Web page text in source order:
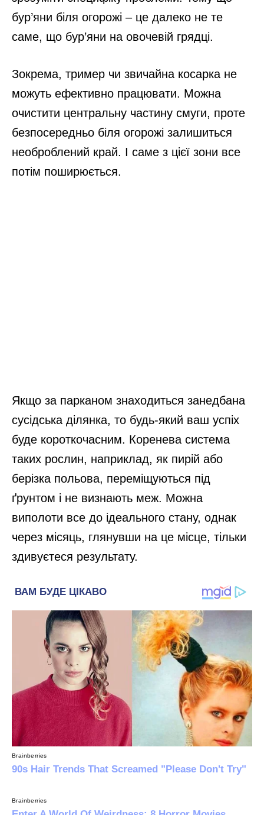
бур’яни біля огорожі – це далеко не те
саме, що бур’яни на овочевій грядці.
Зокрема, тример чи звичайна косарка не
можуть ефективно працювати. Можна
очистити центральну частину смуги, проте
безпосередньо біля огорожі залишиться
необроблений край. І саме з цієї зони все
потім поширюється.
Якщо за парканом знаходиться занедбана
сусідська ділянка, то будь-який ваш успіх
буде короткочасним. Коренева система
таких рослин, наприклад, як пирій або
берізка польова, переміщуються під
ґрунтом і не визнають меж. Можна
виполоти все до ідеального стану, однак
через місяць, глянувши на це місце, тільки
здивуєтеся результату.